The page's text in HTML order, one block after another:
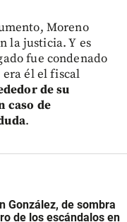
Moreno
la justicia. Y es
fue condenado
era él el fiscal
de su
caso de
.
González, de sombra
de los escándalos en